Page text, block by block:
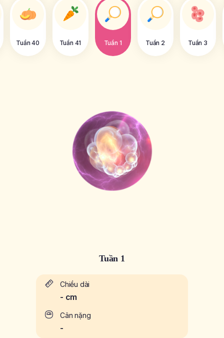
Tuần 40 Tuần 41 Tuần 1 Tuần 2 Tuần 3
Tuần 1
Chiều dài
- cm
Cân nặng
-